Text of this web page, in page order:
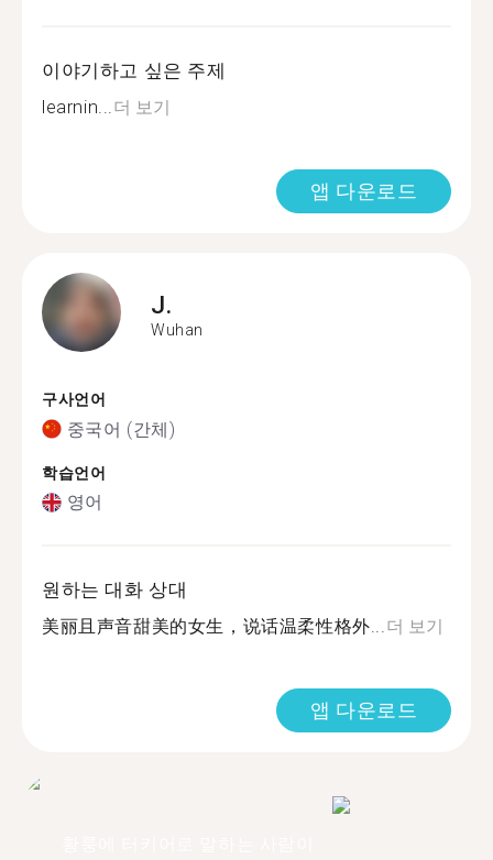
이야기하고 싶은 주제
learnin...더 보기
앱 다운로드
J.
Wuhan
구사언어
중국어 (간체)
학습언어
영어
원하는 대화 상대
美丽且声音甜美的女生，说话温柔性格外...더 보기
앱 다운로드